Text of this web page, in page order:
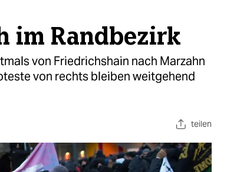
im Randbezirk
von Friedrichshain nach Marzahn
von rechts bleiben weitgehend
teilen